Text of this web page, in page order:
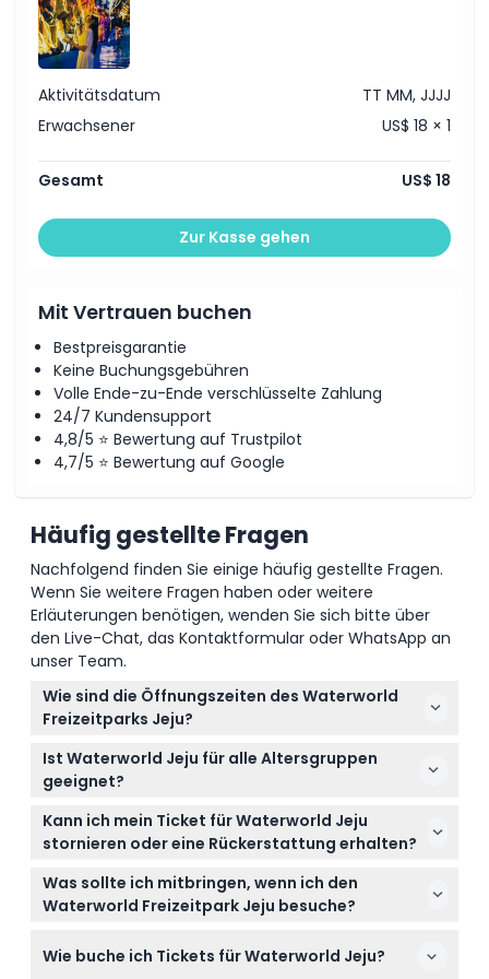
Ausschlüsse
Öffnungszeiten
Dinge, die Sie wissen sollten
Ort
Stornierungsbedingungen
Aktivitätsdatum
TT MM, JJJJ
Erwachsener
US$ 18 × 1
Gesamt US$ 18
Zur Kasse gehen
Mit Vertrauen buchen
Bestpreisgarantie
Keine Buchungsgebühren
Volle Ende-zu-Ende verschlüsselte Zahlung
24/7 Kundensupport
4,8/5 ⭐ Bewertung auf Trustpilot
4,7/5 ⭐ Bewertung auf Google
Häufig gestellte Fragen
Nachfolgend finden Sie einige häufig gestellte Fragen.
Wenn Sie weitere Fragen haben oder weitere
Erläuterungen benötigen, wenden Sie sich bitte über
den Live-Chat, das Kontaktformular oder WhatsApp an
unser Team.
Wie sind die Öffnungszeiten des Waterworld
Freizeitparks Jeju?
Waterworld Jeju ist täglich von 10:00 Uhr bis 20:00
Uhr geöffnet, der letzte Einlass ist um 19:00 Uhr
(Änderungen vorbehalten – bitte zum
Buchungszeitpunkt bestätigen).
Ist Waterworld Jeju für alle Altersgruppen
geeignet?
Ja, Waterworld Jeju heißt Besucher jeden Alters
willkommen. Kinder unter 36 Monaten haben mit
Kann ich mein Ticket für Waterworld Jeju
stornieren oder eine Rückerstattung erhalten?
Tickets für Waterworld Jeju sind nicht erstattbar
und können nicht storniert werden; wählen Sie Ihr
Datum daher sorgfältig vor der Buchung aus.
Was sollte ich mitbringen, wenn ich den
Waterworld Freizeitpark Jeju besuche?
bequeme Kleidung mit, wenn Sie die
Wie buche ich Tickets für Waterworld Jeju?